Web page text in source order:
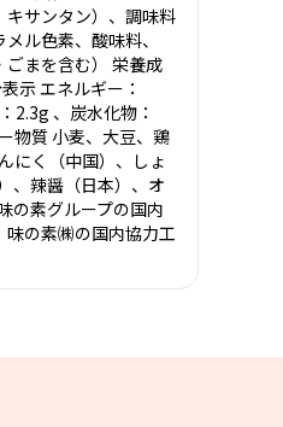
キサンタン）、調味料
ル色素、酸味料、
ごまを含む） 栄養成
示 エネルギー：
2.3g 、炭水化物：
物質 小麦、大豆、鶏
にく（中国）、しょ
、辣醤（日本）、オ
の素グループの国内
の素㈱の国内協力工